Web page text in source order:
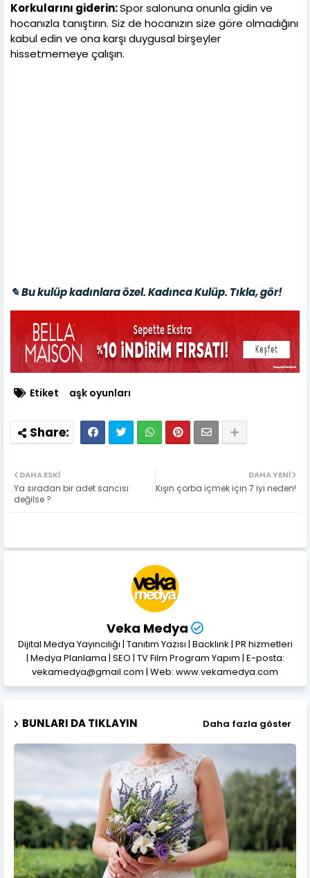
Korkularını giderin:Spor salonuna onunla gidin ve
hocanızla tanıştırın. Siz de hocanızın size göre olmadığını
kabul edin ve ona karşı duygusal birşeyler
hissetmemeye çalışın.
✎ Bu kulüp kadınlara özel. Kadınca Kulüp. Tıkla, gör!
Etiket aşk oyunları
DAHA YENI
Kışın çorba içmek için 7 iyi neden!
DAHA ESKI
Ya sıradan bir adet sancısı
değilse ?
Veka Medya
Dijital Medya Yayıncılığı | Tanıtım Yazısı | Backlink | PR hizmetleri
| Medya Planlama | SEO | TV Film Program Yapım | E-posta:
vekamedya@gmail.com | Web: www.vekamedya.com
BUNLARI DA TIKLAYIN Daha fazla göster